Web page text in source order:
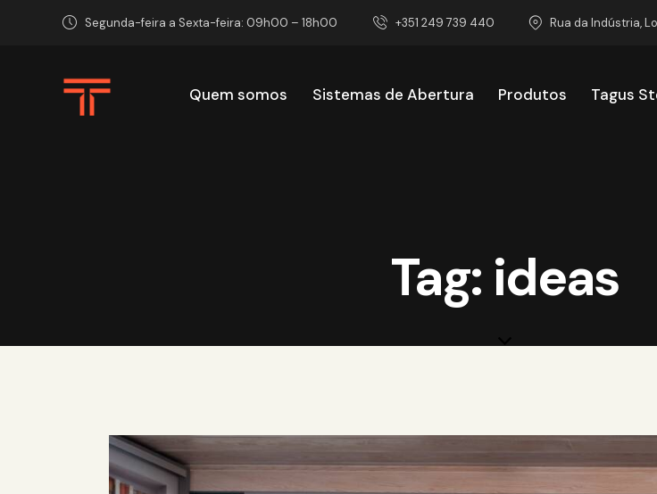
Segunda-feira a Sexta-feira: 09h00 – 18h00 +351 249 739 440 Rua da Indústria,
Quem somos Sistemas de Abertura Produtos Tagus
Tag: ideas